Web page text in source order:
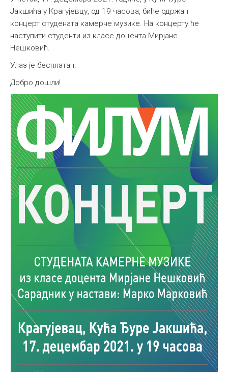
Јакшића у Крагујевцу, од 19 часова, биће одржан
концерт студената камерне музике. На концерту ће
наступити студенти из класе доцента Мирјане
Нешковић.
Улаз је бесплатан.
Добро дошли!